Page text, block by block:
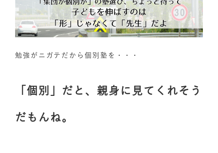
勉強がニガテだから個別塾を・・・
「個別」だと、親身に見てくれそう
だもんね。